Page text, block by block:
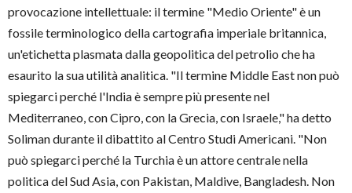
provocazione intellettuale: il termine "Medio Oriente" è un
fossile terminologico della cartografia imperiale britannica,
un'etichetta plasmata dalla geopolitica del petrolio che ha
esaurito la sua utilità analitica. "Il termine Middle East non può
spiegarci perché l'India è sempre più presente nel
Mediterraneo, con Cipro, con la Grecia, con Israele," ha detto
Soliman durante il dibattito al Centro Studi Americani. "Non
può spiegarci perché la Turchia è un attore centrale nella
politica del Sud Asia, con Pakistan, Maldive, Bangladesh. Non